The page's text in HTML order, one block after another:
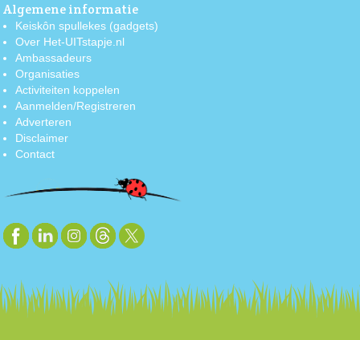
Algemene informatie
Keiskôn spullekes (gadgets)
Over Het-UITstapje.nl
Ambassadeurs
Organisaties
Activiteiten koppelen
Aanmelden/Registreren
Adverteren
Disclaimer
Contact